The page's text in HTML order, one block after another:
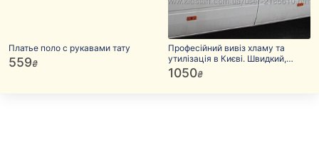
Платье поло с рукавами тату
559₴
Професійний вивіз хламу та
утилізація в Києві. Швидкий,
надійний вивіз
1050₴